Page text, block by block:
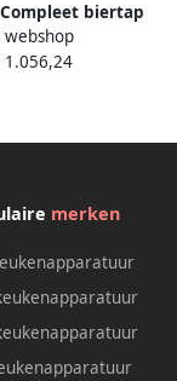
biertap
50 2-Lijnen
l h M D Fusten
webshop
1.056,24
merken